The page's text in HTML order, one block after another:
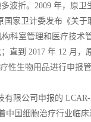
波折。2009 年，原
国家卫计委发布《关
科室管理和医疗技术
直到 2017 年 12 月
性生物用品进行申报管
有限公司申报的
国细胞治疗行业临床